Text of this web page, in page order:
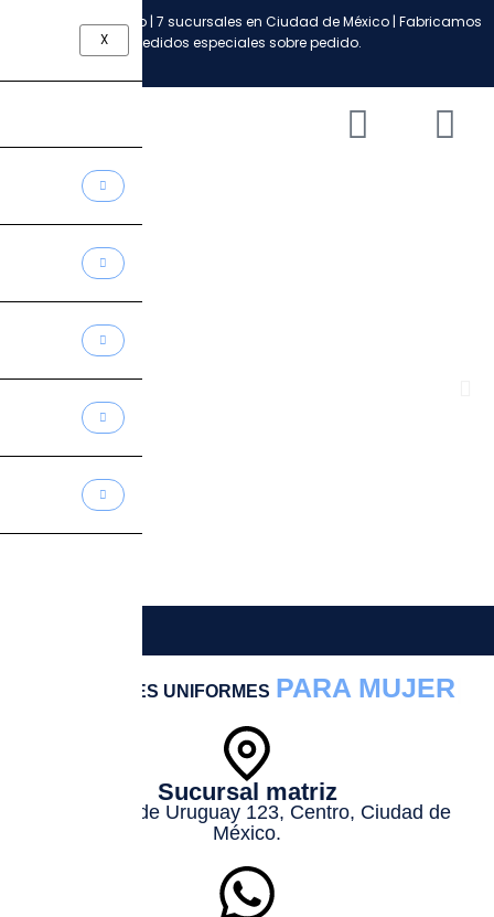
Envío a todo México | 7 sucursales en Ciudad de México | Fabricamos
pedidos especiales sobre pedido.
X
LOS MEJORES UNIFORMES PARA MUJER
Sucursal matriz
República de Uruguay 123, Centro, Ciudad de
México.